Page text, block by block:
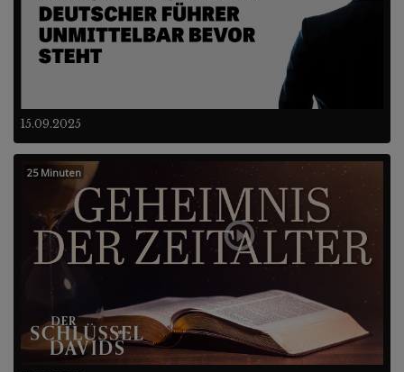
15.09.2025
25 Minuten